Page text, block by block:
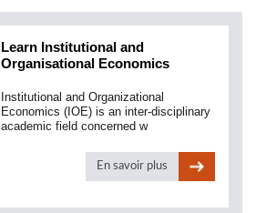
Learn Institutional and
Organisational Economics
Institutional and Organizational
Economics (IOE) is an inter-disciplinary
academic field concerned w
En savoir plus